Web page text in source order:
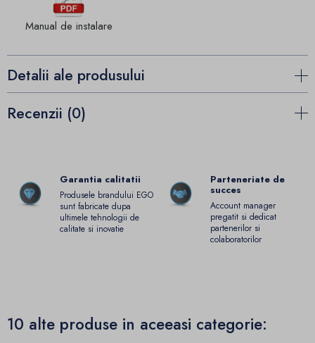
Manual de instalare
Detalii ale produsului
Recenzii (0)
Garantia calitatii
Produsele brandului EGO
sunt fabricate dupa
ultimele tehnologii de
calitate si inovatie
Parteneriate de
succes
Account manager
pregatit si dedicat
partenerilor si
colaboratorilor
10 alte produse in aceeasi categorie: